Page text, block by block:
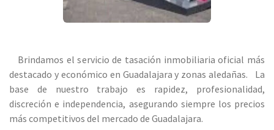
Brindamos el servicio de tasación inmobiliaria oficial más
destacado y económico en Guadalajara y zonas aledañas. La
base de nuestro trabajo es rapidez, profesionalidad,
discreción e independencia, asegurando siempre los precios
más competitivos del mercado de Guadalajara.